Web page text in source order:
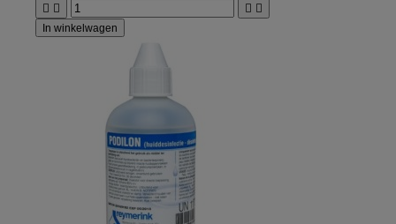
   
In winkelwagen